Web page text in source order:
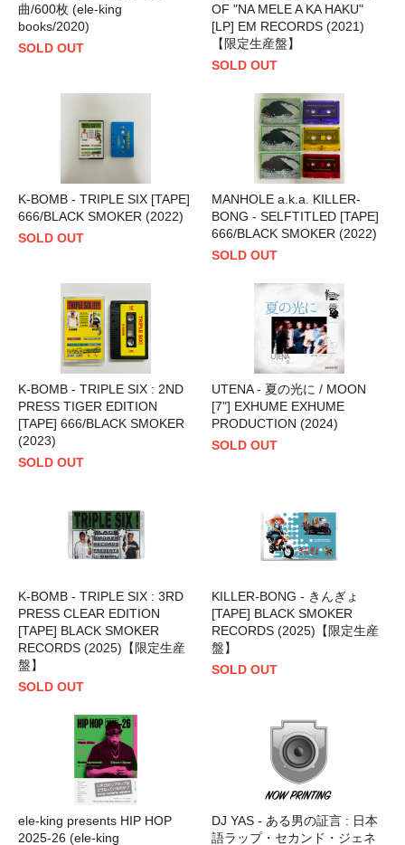
曲/600枚 (ele-king
books/2020)
SOLD OUT
OF "NA MELE A KA HAKU"
[LP] EM RECORDS (2021)
【限定生産盤】
SOLD OUT
K-BOMB - TRIPLE SIX [TAPE]
666/BLACK SMOKER (2022)
SOLD OUT
MANHOLE a.k.a. KILLER-
BONG - SELFTITLED [TAPE]
666/BLACK SMOKER (2022)
SOLD OUT
K-BOMB - TRIPLE SIX : 2ND
PRESS TIGER EDITION
[TAPE] 666/BLACK SMOKER
(2023)
SOLD OUT
UTENA - 夏の光に / MOON
[7"] EXHUME EXHUME
PRODUCTION (2024)
SOLD OUT
K-BOMB - TRIPLE SIX : 3RD
PRESS CLEAR EDITION
[TAPE] BLACK SMOKER
RECORDS (2025)【限定生産
盤】
SOLD OUT
KILLER-BONG - きんぎょ
[TAPE] BLACK SMOKER
RECORDS (2025)【限定生産
盤】
SOLD OUT
ele-king presents HIP HOP
2025-26 (ele-king
DJ YAS - ある男の証言 : 日本
語ラップ・セカンド・ジェネ